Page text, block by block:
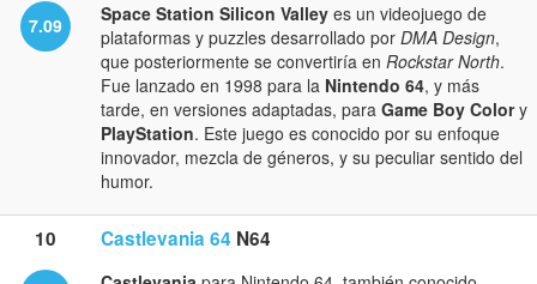
7.09 Space Station Silicon Valley es un videojuego de
plataformas y puzzles desarrollado por DMA Design,
que posteriormente se convertiría en Rockstar North.
Fue lanzado en 1998 para la Nintendo 64, y más
tarde, en versiones adaptadas, para Game Boy Colory
PlayStation. Este juego es conocido por su enfoque
innovador, mezcla de géneros, y su peculiar sentido del
humor.
10 Castlevania 64 N64